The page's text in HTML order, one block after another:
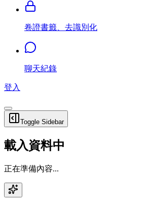
卷證書籤、去識別化
聊天紀錄
登入
Toggle Sidebar
載入資料中
正在準備內容...